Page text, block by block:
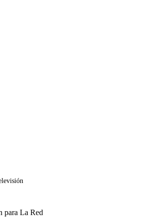
para La Red